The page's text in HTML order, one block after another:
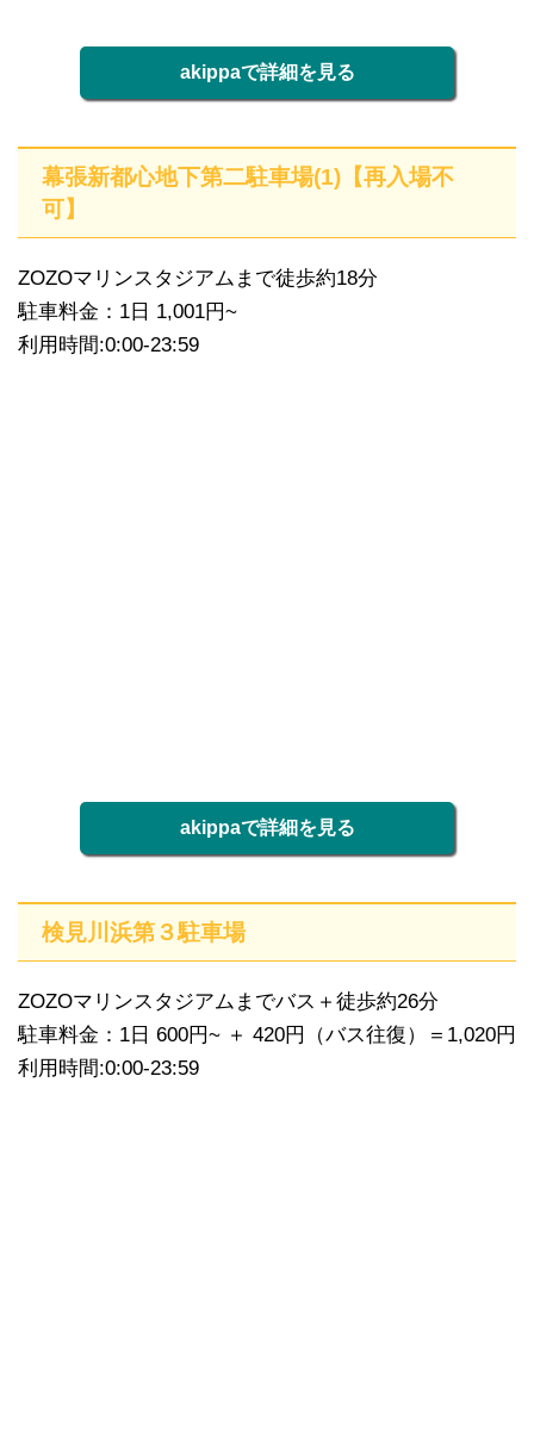
akippaで詳細を見る
幕張新都心地下第二駐車場(1)【再入場不
可】
ZOZOマリンスタジアムまで徒歩約18分
駐車料金：1日 1,001円~
利用時間:0:00-23:59
akippaで詳細を見る
検見川浜第３駐車場
ZOZOマリンスタジアムまでバス＋徒歩約26分
駐車料金：1日 600円~ ＋ 420円（バス往復）＝1,020円
利用時間:0:00-23:59